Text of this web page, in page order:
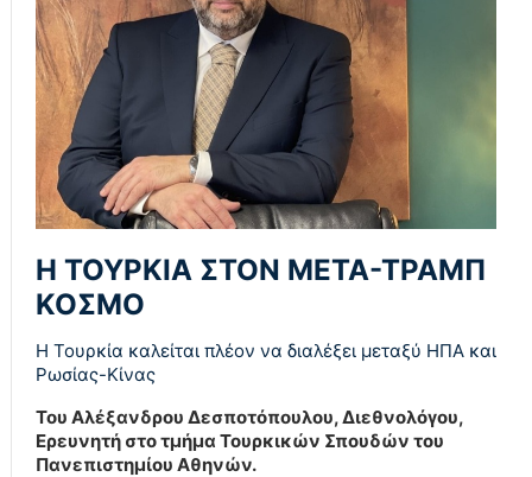
Η ΤΟΥΡΚΙΑ ΣΤΟΝ ΜΕΤΑ-ΤΡΑΜΠ
ΚΟΣΜΟ
Η Τουρκία καλείται πλέον να διαλέξει μεταξύ ΗΠΑ και
Ρωσίας-Κίνας
Του Αλέξανδρου Δεσποτόπουλου, Διεθνολόγου,
Ερευνητή στο τμήμα Τουρκικών Σπουδών του
Πανεπιστημίου Αθηνών.